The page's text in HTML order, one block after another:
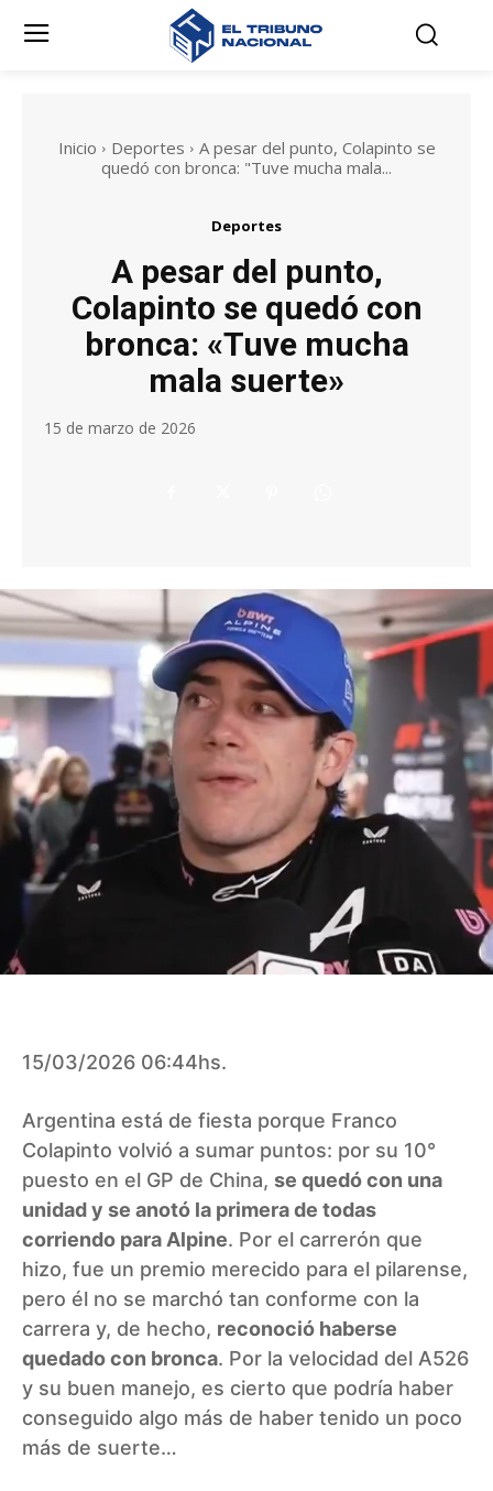
Inicio Deportes
A pesar del punto, Colapinto se
quedó con bronca: "Tuve mucha mala...
Deportes
A pesar del punto,
Colapinto se quedó con
bronca: «Tuve mucha
mala suerte»
15 de marzo de 2026
15/03/2026 06:44hs.
Argentina está de fiesta porque Franco
Colapinto volvió a sumar puntos: por su 10°
puesto en el GP de China, se quedó con una
unidad y se anotó la primera de todas
corriendo para Alpine. Por el carrerón que
hizo, fue un premio merecido para el pilarense,
pero él no se marchó tan conforme con la
carrera y, de hecho, reconoció haberse
quedado con bronca. Por la velocidad del A526
y su buen manejo, es cierto que podría haber
conseguido algo más de haber tenido un poco
más de suerte…